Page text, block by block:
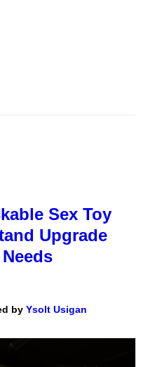
Sex Toy
Upgrade
by Ysolt Usigan